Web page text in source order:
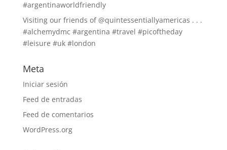
#argentinaworldfriendly
Visiting our friends of @quintessentiallyamericas . . .
#alchemydmc #argentina #travel #picoftheday
#leisure #uk #london
Meta
Iniciar sesión
Feed de entradas
Feed de comentarios
WordPress.org